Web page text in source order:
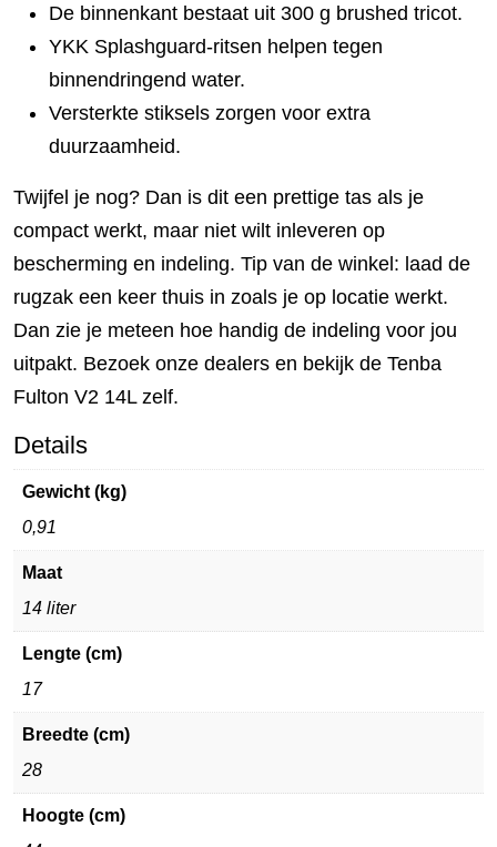
De binnenkant bestaat uit 300 g brushed tricot.
YKK Splashguard-ritsen helpen tegen
binnendringend water.
Versterkte stiksels zorgen voor extra
duurzaamheid.
Twijfel je nog? Dan is dit een prettige tas als je
compact werkt, maar niet wilt inleveren op
bescherming en indeling. Tip van de winkel: laad de
rugzak een keer thuis in zoals je op locatie werkt.
Dan zie je meteen hoe handig de indeling voor jou
uitpakt. Bezoek onze dealers en bekijk de Tenba
Fulton V2 14L zelf.
Details
Gewicht (kg)
0,91
Maat
14 liter
Lengte (cm)
17
Breedte (cm)
28
Hoogte (cm)